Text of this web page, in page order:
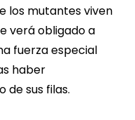
los mutantes viven
verá obligado a
fuerza especial
haber
de sus filas.